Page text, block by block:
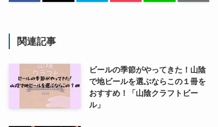
関連記事
ビールの季節がやってきた！山陰
で地ビールを選ぶならこの１冊を
おすすめ！「山陰クラフトビー
ル」